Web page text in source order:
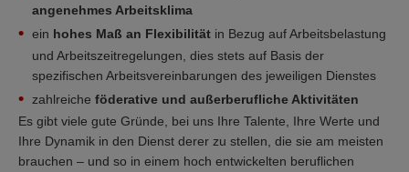
angenehmes Arbeitsklima
ein hohes Maß an Flexibilität in Bezug auf Arbeitsbelastung
und Arbeitszeitregelungen, dies stets auf Basis der
spezifischen Arbeitsvereinbarungen des jeweiligen Dienstes
zahlreiche föderative und außerberufliche Aktivitäten
Es gibt viele gute Gründe, bei uns Ihre Talente, Ihre Werte und
Ihre Dynamik in den Dienst derer zu stellen, die sie am meisten
brauchen – und so in einem hoch entwickelten beruflichen